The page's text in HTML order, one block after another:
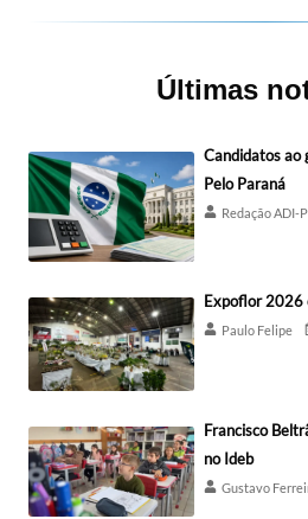
Últimas
Candidatos ao
Pelo Paraná
Redação ADI-
Expoflor 2026
Paulo Felipe
Francisco
no Ideb
Gustavo